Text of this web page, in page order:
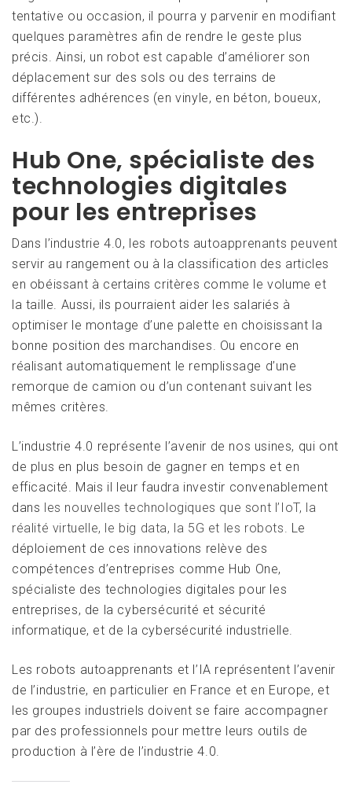
tentative ou occasion, il pourra y parvenir en modifiant
quelques paramètres afin de rendre le geste plus
précis. Ainsi, un robot est capable d’améliorer son
déplacement sur des sols ou des terrains de
différentes adhérences (en vinyle, en béton, boueux,
etc.).
Hub One, spécialiste des
technologies digitales
pour les entreprises
Dans l’industrie 4.0, les robots autoapprenants peuvent
servir au rangement ou à la classification des articles
en obéissant à certains critères comme le volume et
la taille. Aussi, ils pourraient aider les salariés à
optimiser le montage d’une palette en choisissant la
bonne position des marchandises. Ou encore en
réalisant automatiquement le remplissage d’une
remorque de camion ou d’un contenant suivant les
mêmes critères.
L’industrie 4.0 représente l’avenir de nos usines, qui ont
de plus en plus besoin de gagner en temps et en
efficacité. Mais il leur faudra investir convenablement
dans les nouvelles technologiques que sont l’IoT, la
réalité virtuelle, le big data, la 5G et les robots.
Le
déploiement de ces innovations relève des
compétences d’entreprises comme Hub One,
spécialiste des technologies digitales pour les
entreprises, de la cybersécurité et sécurité
informatique, et de la cybersécurité industrielle.
Les robots autoapprenants et l’IA représentent l’avenir
de l’industrie, en particulier en France et en Europe, et
les groupes industriels doivent se faire accompagner
par des professionnels pour mettre leurs outils de
production à l’ère de l’industrie 4.0.